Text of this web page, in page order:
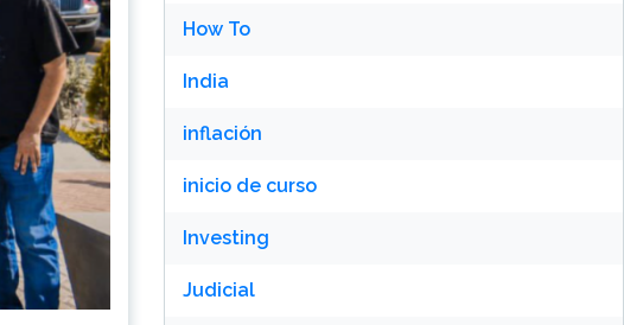
How To
India
inflación
inicio de curso
Investing
Judicial